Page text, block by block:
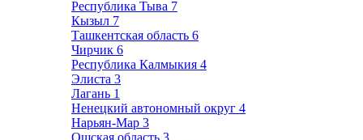
Республика Тыва 7
Кызыл 7
Ташкентская область 6
Чирчик 6
Республика Калмыкия 4
Элиста 3
Лагань 1
Ненецкий автономный округ 4
Нарьян-Мар 3
Ошская область 3